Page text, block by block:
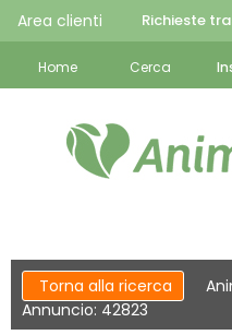
Area clienti Richieste
Home Cerca
Torna alla ricerca
Annuncio: 42823